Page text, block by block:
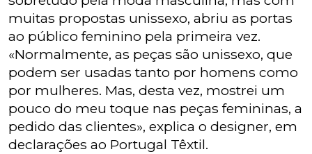
muitas propostas unissexo, abriu as portas
ao público feminino pela primeira vez.
«Normalmente, as peças são unissexo, que
podem ser usadas tanto por homens como
por mulheres. Mas, desta vez, mostrei um
pouco do meu toque nas peças femininas, a
pedido das clientes», explica o designer, em
declarações ao Portugal Têxtil.